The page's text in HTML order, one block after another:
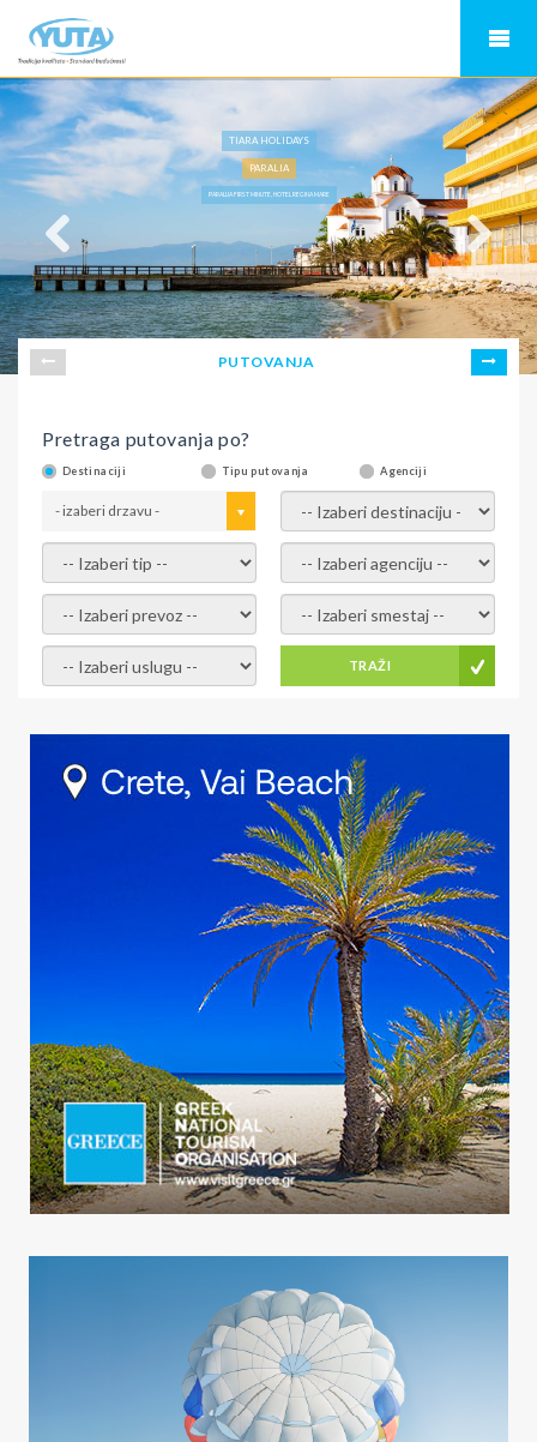
TIARA HOLIDAYS
PARALIA
PARALIJA FIRST MINUTE, HOTEL REGINA MARE
PUTOVANJA
Pretraga putovanja po?
Destinaciji Tipu putovanja Agenciji
- izaberi drzavu - - izaberi destinaciju -
- izaberi tip - - izaberi agenciju -
- izaberi prevoz - - Izaberite smestaj -
- Izaberite uslugu - TRAŽI